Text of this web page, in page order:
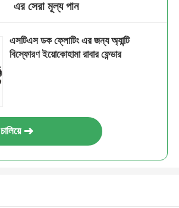
এর সেরা মূল্য পান
এসটিএস ডক ফ্লোটিং এর জন্য অ্যান্টি
বিস্ফোরণ ইয়োকোহামা রাবার ফেন্ডার
চালিয়ে